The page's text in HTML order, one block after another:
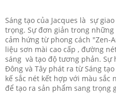
Sáng tạo của Jacques là sự
trọng. Sự đơn giản trong
cảm hứng từ phong cách "Zen-
liệu sơn mài cao cấp , đường
sáng và tạo độ tương phản. Sự
Đông và Tây phát ra từ Sáng
kế sắc nét kết hợp với màu sắc
để tạo ra sản phẩm sang trọng